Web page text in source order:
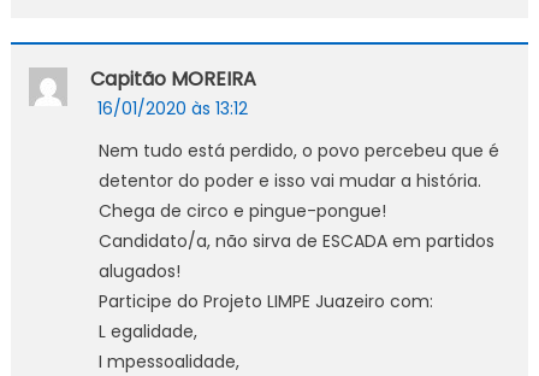
Capitão MOREIRA
16/01/2020 às 13:12
Nem tudo está perdido, o povo percebeu que é
detentor do poder e isso vai mudar a história.
Chega de circo e pingue-pongue!
Candidato/a, não sirva de ESCADA em partidos
alugados!
Participe do Projeto LIMPE Juazeiro com:
L egalidade,
I mpessoalidade,